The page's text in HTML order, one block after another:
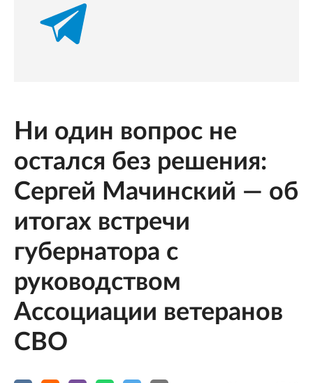
Ни один вопрос не
остался без решения:
Сергей Мачинский — об
итогах встречи
губернатора с
руководством
Ассоциации ветеранов
СВО